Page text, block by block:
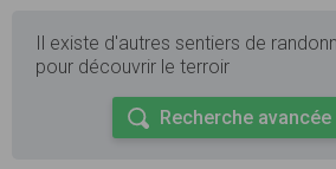
Il existe d'autres sentiers de
pour découvrir le terroir
Recherche